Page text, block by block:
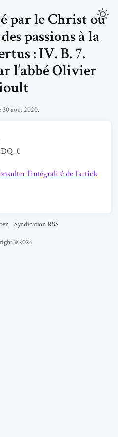
par le Christ ou
passions à la
: IV. B. 7.
l’abbé Olivier
30 août 2020.
l'intégralité de l'article
Syndication RSS
© 2026